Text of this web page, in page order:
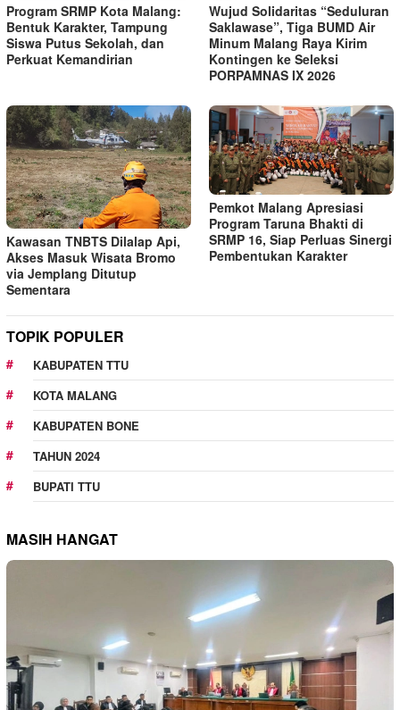
Program SRMP Kota Malang:
Bentuk Karakter, Tampung
Siswa Putus Sekolah, dan
Perkuat Kemandirian
Wujud Solidaritas “Seduluran
Saklawase”, Tiga BUMD Air
Minum Malang Raya Kirim
Kontingen ke Seleksi
PORPAMNAS IX 2026
Kawasan TNBTS Dilalap Api,
Akses Masuk Wisata Bromo
via Jemplang Ditutup
Sementara
Pemkot Malang Apresiasi
Program Taruna Bhakti di
SRMP 16, Siap Perluas Sinergi
Pembentukan Karakter
TOPIK POPULER
KABUPATEN TTU
KOTA MALANG
KABUPATEN BONE
TAHUN 2024
BUPATI TTU
MASIH HANGAT